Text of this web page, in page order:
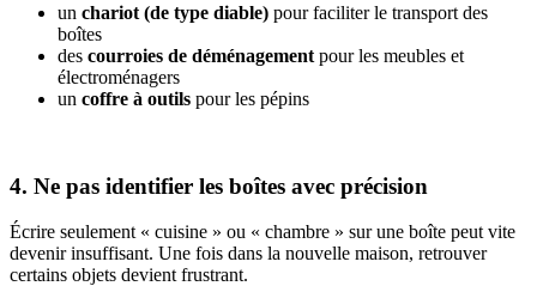
un chariot (de type diable) pour faciliter le transport des
boîtes
des courroies de déménagement pour les meubles et
électroménagers
un coffre à outils pour les pépins
4. Ne pas identifier les boîtes avec précision
Écrire seulement « cuisine » ou « chambre » sur une boîte peut vite
devenir insuffisant. Une fois dans la nouvelle maison, retrouver
certains objets devient frustrant.